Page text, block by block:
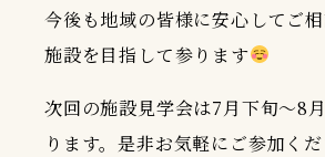
今後も地域の皆様に安心してご
施設を目指して参ります
次回の施設見学会は7月下旬～8
ります。是非お気軽にご参加く